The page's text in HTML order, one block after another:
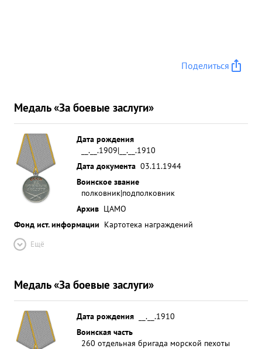
Поделиться
Медаль «За боевые заслуги»
Дата рождения
__.__.1909|__.__.1910
Дата документа 03.11.1944
Воинское звание
полковник|подполковник
Архив ЦАМО
Фонд ист. информации Картотека награждений
Ещё
Медаль «За боевые заслуги»
Дата рождения
__.__.1910
Воинская часть
260 отдельная бригада морской пехоты